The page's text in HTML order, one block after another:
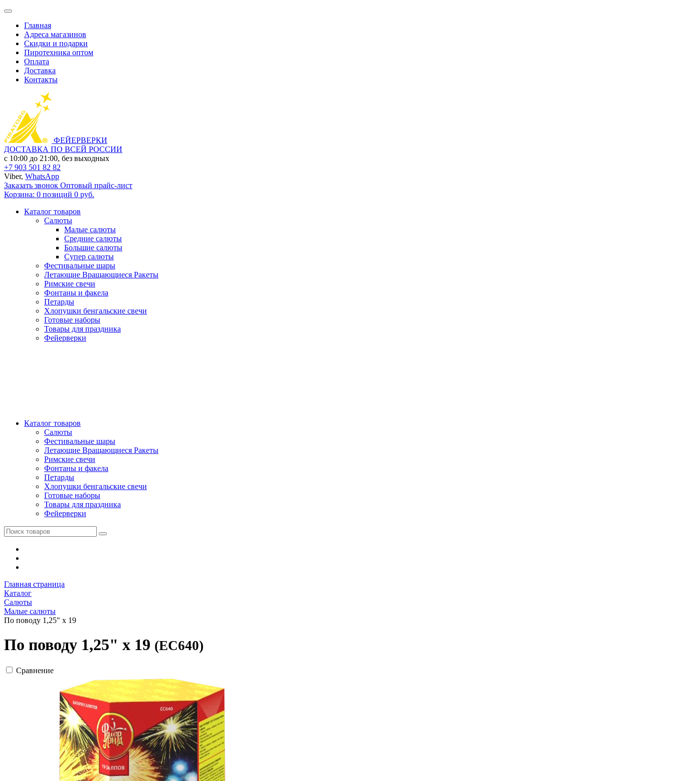
Главная
Адреса магазинов
Скидки и подарки
Пиротехника оптом
Оплата
Доставка
Контакты
ФЕЙЕРВЕРКИ
ДОСТАВКА ПО ВСЕЙ РОССИИ
с 10:00 до 21:00, без выходных
+7 903 501 82 82
Viber, WhatsApp
Заказать звонок Оптовый прайс-лист
Корзина: 0 позиций 0 руб.
Каталог товаров
Салюты
Малые салюты
Средние салюты
Большие салюты
Супер салюты
Фестивальные шары
Летающие Вращающиеся Ракеты
Римские свечи
Фонтаны и факела
Петарды
Хлопушки бенгальские свечи
Готовые наборы
Товары для праздника
Фейерверки
Каталог товаров
Салюты
Фестивальные шары
Летающие Вращающиеся Ракеты
Римские свечи
Фонтаны и факела
Петарды
Хлопушки бенгальские свечи
Готовые наборы
Товары для праздника
Фейерверки
Главная страница
Каталог
Салюты
Малые салюты
По поводу 1,25" х 19
По поводу 1,25" х 19 (ЕС640)
Сравнение